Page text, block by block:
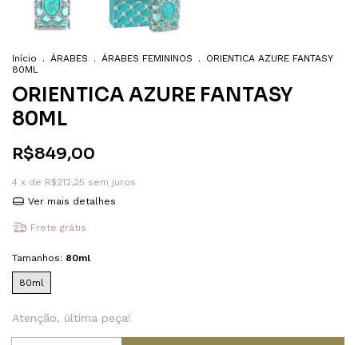
Início . ÁRABES . ÁRABES FEMININOS .
ORIENTICA AZURE FANTASY
80ML
ORIENTICA AZURE FANTASY
80ML
R$849,00
4 x de R$212,25 sem juros
Ver mais detalhes
Frete grátis
Tamanhos: 80ml
80ml
Atenção, última peça!